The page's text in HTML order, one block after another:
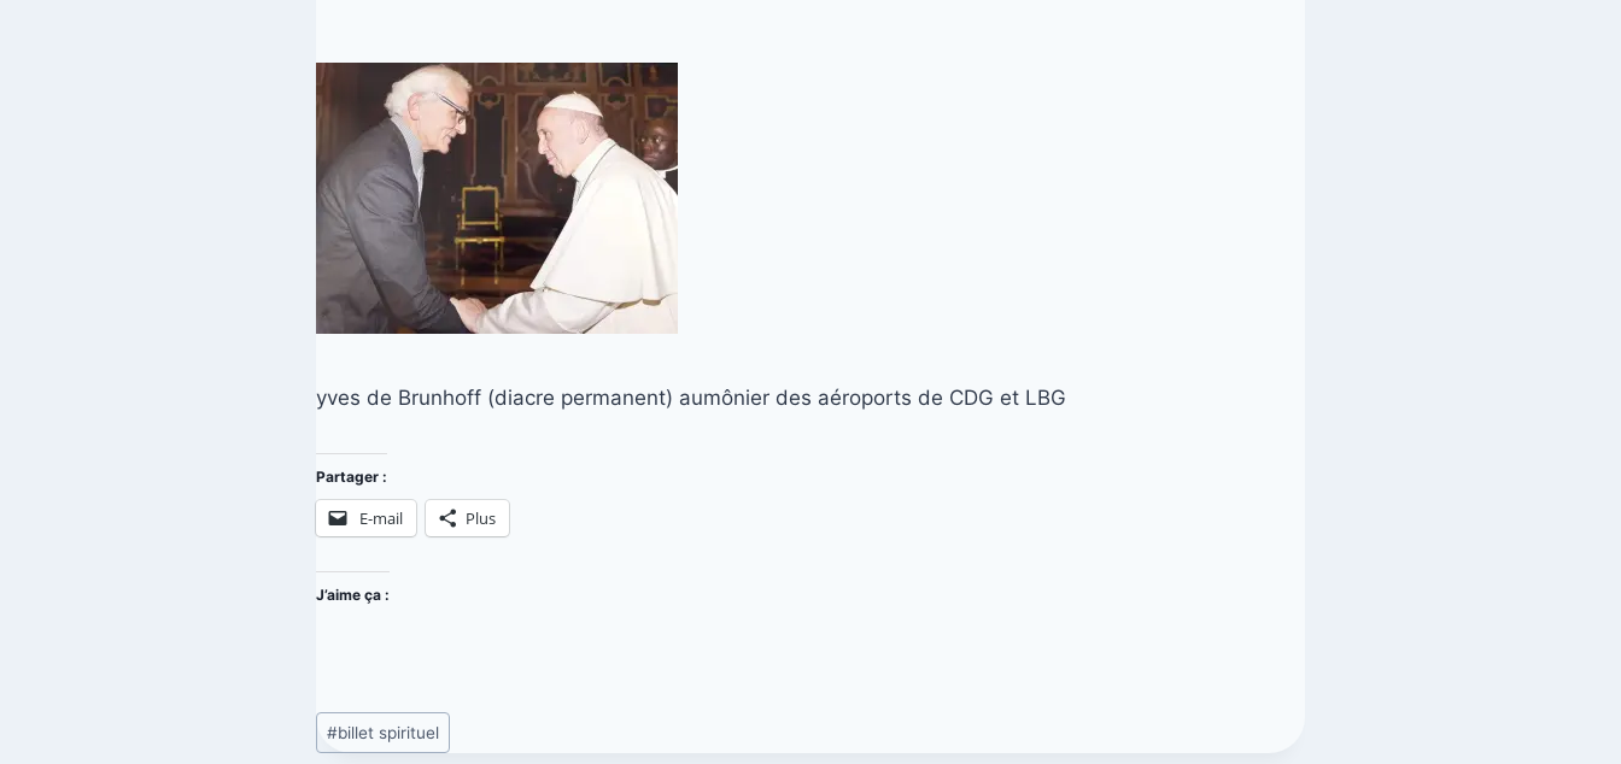
yves de Brunhoff (diacre permanent) aumônier des aéroports de CDG et LBG
Partager :
E-mail Plus
J’aime ça :
#billet spirituel